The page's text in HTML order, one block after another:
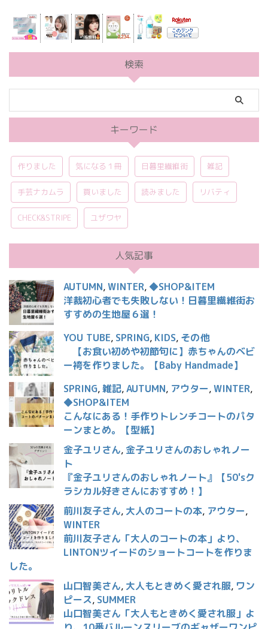
検索
キーワード
作りました 気になる１冊 日暮里繊維街 雑記
手芸ナカムラ 買いました 読みました リバティ
CHECK&STRIPE ユザワヤ
人気記事
AUTUMN,WINTER, ◆SHOP&ITEM
洋裁初心者でも失敗しない！日暮里繊維街お
すすめの生地屋６選！
YOU TUBE, SPRING, KIDS, その他
【お食い初めや初節句に】赤ちゃんのベビ
ー袴を作りました。【Baby Handmade】
SPRING,雑記,AUTUMN, アウター,WINTER,
◆SHOP&ITEM
こんなにある！手作りトレンチコートのパタ
ーンまとめ。【型紙】
金子ユリさん, 金子ユリさんのおしゃれノー
ト
『金子ユリさんのおしゃれノート』【50'sク
ラシカル好きさんにおすすめ！】
前川友子さん, 大人のコートの本, アウター,
WINTER
前川友子さん「大人のコートの本」より、
LINTONツイードのショートコートを作りま
した。
山口智美さん, 大人もときめく愛され服, ワン
ピース, SUMMER
山口智美さん「大人もときめく愛され服」よ